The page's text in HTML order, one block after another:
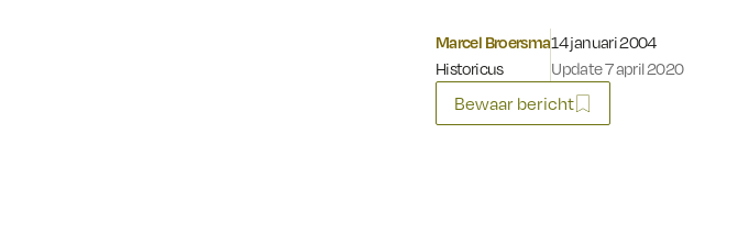
Marcel Broersma
Historicus
Gepubliceerd op:
14 januari 2004
Update 7 april 2020
Bewaar bericht